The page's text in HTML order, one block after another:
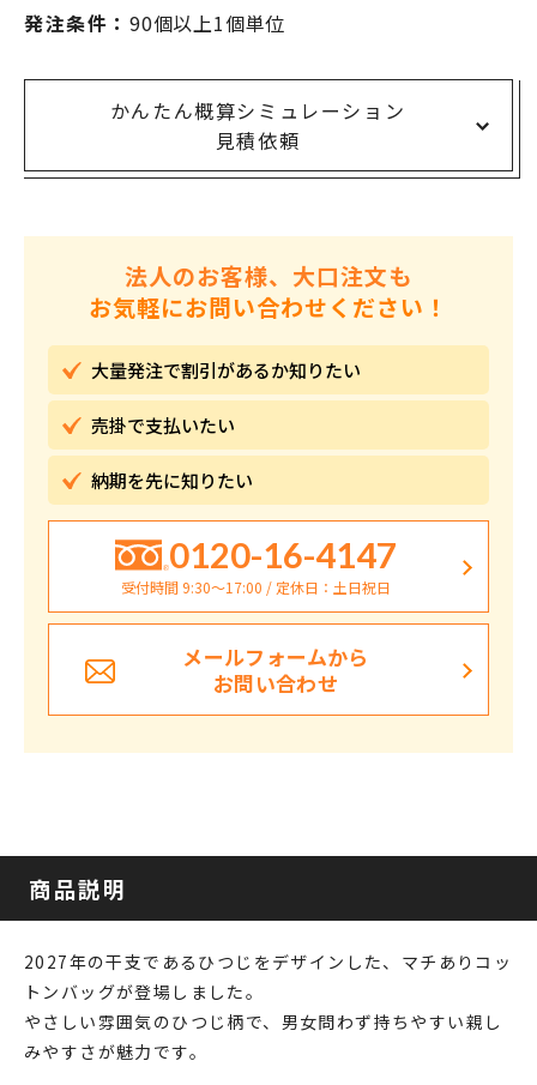
発注条件： 90個以上1個単位
かんたん概算シミュレーション
見積依頼
法人のお客様、大口注文も
お気軽にお問い合わせください！
大量発注で割引があるか知りたい
売掛で支払いたい
納期を先に知りたい
0120-16-4147
受付時間 9:30〜17:00 / 定休日：土日祝日
メールフォームから
お問い合わせ
商品説明
2027年の干支であるひつじをデザインした、マチありコッ
トンバッグが登場しました。
やさしい雰囲気のひつじ柄で、男女問わず持ちやすい親し
みやすさが魅力です。